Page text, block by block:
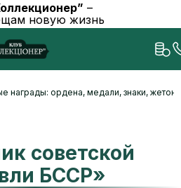
–
новую жизнь
награды: ордена, медали, знаки,
советской
БССР»